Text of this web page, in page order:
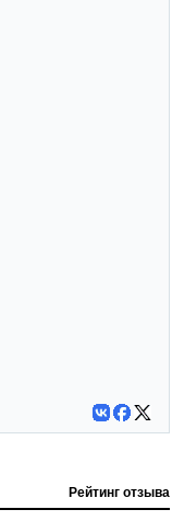
Рейтинг отзыва